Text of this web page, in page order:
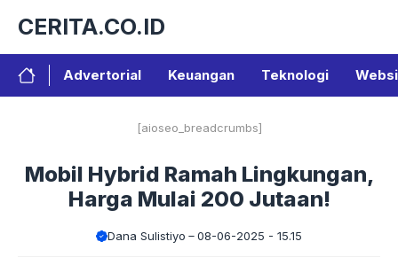
isi
CERITA.CO.ID
Advertorial Keuangan Teknologi
[aioseo_breadcrumbs]
Mobil Hybrid Ramah Lingkungan,
Harga Mulai 200 Jutaan!
Dana Sulistiyo 08-06-2025 - 15.15